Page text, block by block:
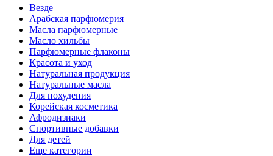
Везде
Арабская парфюмерия
Масла парфюмерные
Масло хильбы
Парфюмерные флаконы
Красота и уход
Натуральная продукция
Натуральные масла
Для похудения
Корейская косметика
Афродизиаки
Спортивные добавки
Для детей
Еще категории